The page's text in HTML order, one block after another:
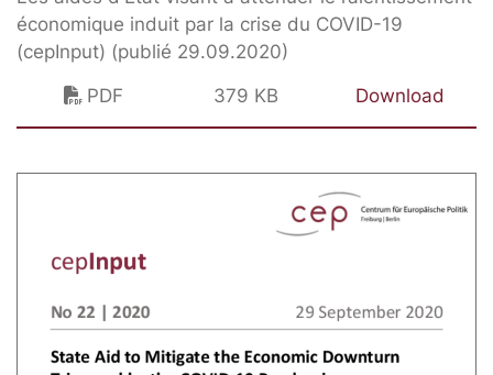
économique induit par la crise du COVID-19
(cepInput) (publié 29.09.2020)
PDF
379 KB Download